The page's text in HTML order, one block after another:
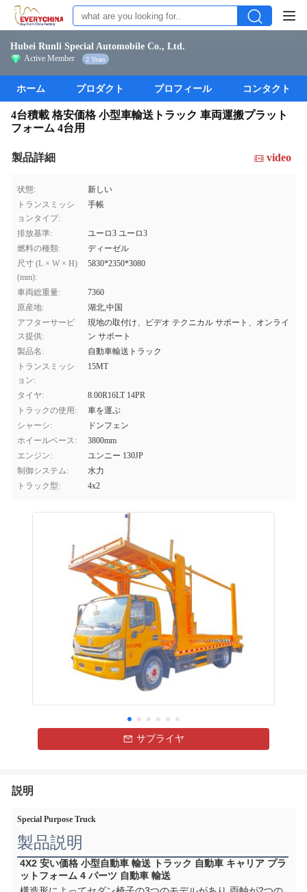
Hubei Runli Special Automobile Co., Ltd.
Active Member 2 Years
ホーム プロダクト プロフィール コンタクト
4台積載 格安価格 小型車輸送トラック 車両運搬プラット
フォーム 4台用
製品詳細 video
状態:
新しい
トランスミッシ
ョンタイプ:
手帳
排放基準:
ユーロ3 ユーロ3
燃料の種類:
ディーゼル
尺寸 (L × W × H)
(mm):
5830*2350*3080
車両総重量:
7360
原産地:
湖北,中国
アフターサービ
ス提供:
現地の取付け、ビデオ テクニカル サポート、オンライ
ン サポート
製品名:
自動車輸送トラック
トランスミッシ
ョン:
15MT
タイヤ:
8.00R16LT 14PR
トラックの使用:
車を運ぶ
シャーシ:
ドンフェン
ホイールベース:
3800mm
エンジン:
ユンニー 130JP
制御システム:
水力
トラック型:
4x2
サプライヤ
説明
Special Purpose Truck
製品説明
4X2 安い価格 小型自動車 輸送 トラック 自動車 キャリア プラ
ットフォーム 4 パーツ 自動車 輸送